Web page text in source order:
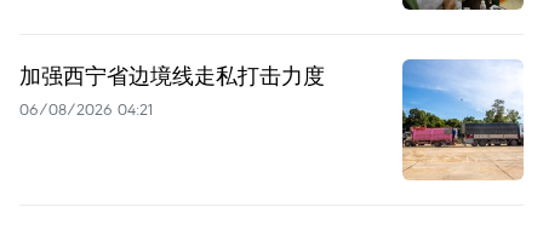
加强西宁省边境线走私打击力度
06/08/2026 04:21